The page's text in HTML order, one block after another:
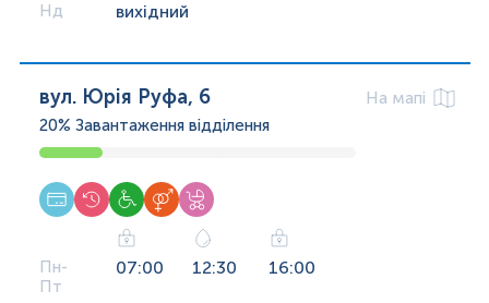
Нд вихідний
вул. Юрія Руфа, 6
На мапі
20% Завантаження відділення
Пн-
Пт
07:00 12:30 16:00